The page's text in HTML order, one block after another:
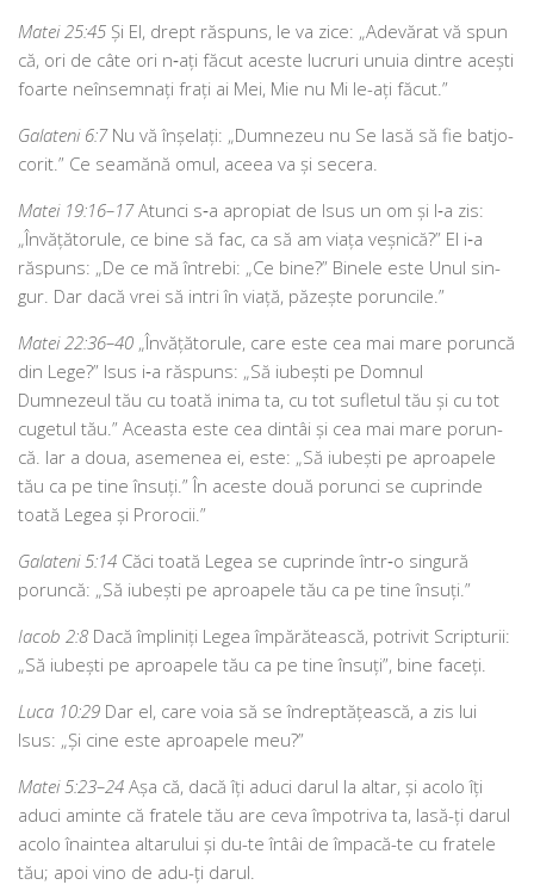
Matei 25:45 Și El, drept răs­puns, le va zice: „Adevărat vă spun
că, ori de câte ori n‑ați făcut aces­te lucruri unu­ia din­tre acești
foar­te neîn­sem­nați frați ai Mei, Mie nu Mi le-ați făcut.”
Galateni 6:7Nu vă înșe­lați: „Dumnezeu nu Se lasă să fie batjo­
co­rit.” Ce sea­mă­nă omul, ace­ea va și secera.
Matei 19:16–17Atunci s‑a apro­pi­at de Isus un om și I‑a zis:
„Învățătorule, ce bine să fac, ca să am via­ța veș­ni­că?” El i‑a
răs­puns: „De ce mă întrebi: „Ce bine?” Binele este Unul sin­
gur. Dar dacă vrei să intri în via­ță, păzeș­te poruncile.”
Matei 22:36–40 „Învățătorule, care este cea mai mare porun­că
din Lege?” Isus i‑a răs­puns: „Să iubești pe Domnul
Dumnezeul tău cu toa­tă ini­ma ta, cu tot sufle­tul tău și cu tot
cuge­tul tău.” Aceasta este cea din­tâi și cea mai mare porun­
că. Iar a doua, ase­me­nea ei, este: „Să iubești pe aproa­pe­le
tău ca pe tine însuți.” În aces­te două porunci se cuprin­de
toa­tă Legea și Prorocii.”
Galateni 5:14 Căci toa­tă Legea se cuprin­de într‑o sin­gu­ră
porun­că: „Să iubești pe aproa­pe­le tău ca pe tine însuți.”
Iacob 2:8 Dacă împli­niți Legea împă­ră­teas­că, potri­vit Scripturii:
„Să iubești pe aproa­pe­le tău ca pe tine însuți”, bine faceți.
Luca 10:29 Dar el, care voia să se îndrep­tă­țeas­că, a zis lui
Isus: „Și cine este aproa­pe­le meu?”
Matei 5:23–24 Așa că, dacă îți aduci darul la altar, și aco­lo îți
aduci amin­te că fra­te­le tău are ceva împo­tri­va ta, lasă-ți darul
aco­lo îna­in­tea alta­ru­lui și du-te întâi de împa­că-te cu fra­te­le
tău; apoi vino de adu-ți darul.